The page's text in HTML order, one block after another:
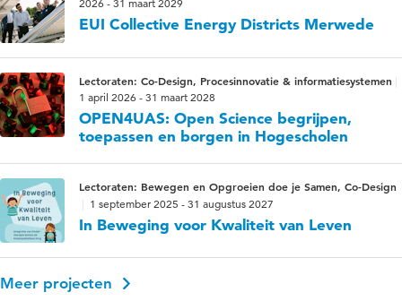
2026 - 31 maart 2029
EUI Collective Energy Districts Merwede
Lectoraten: Co-Design, Procesinnovatie & informatiesystemen
1 april 2026 - 31 maart 2028
OPEN4UAS: Open Science begrijpen,
toepassen en borgen in Hogescholen
Lectoraten: Bewegen en Opgroeien doe je Samen, Co-Design
1 september 2025 - 31 augustus 2027
In Beweging voor Kwaliteit van Leven
Meer projecten